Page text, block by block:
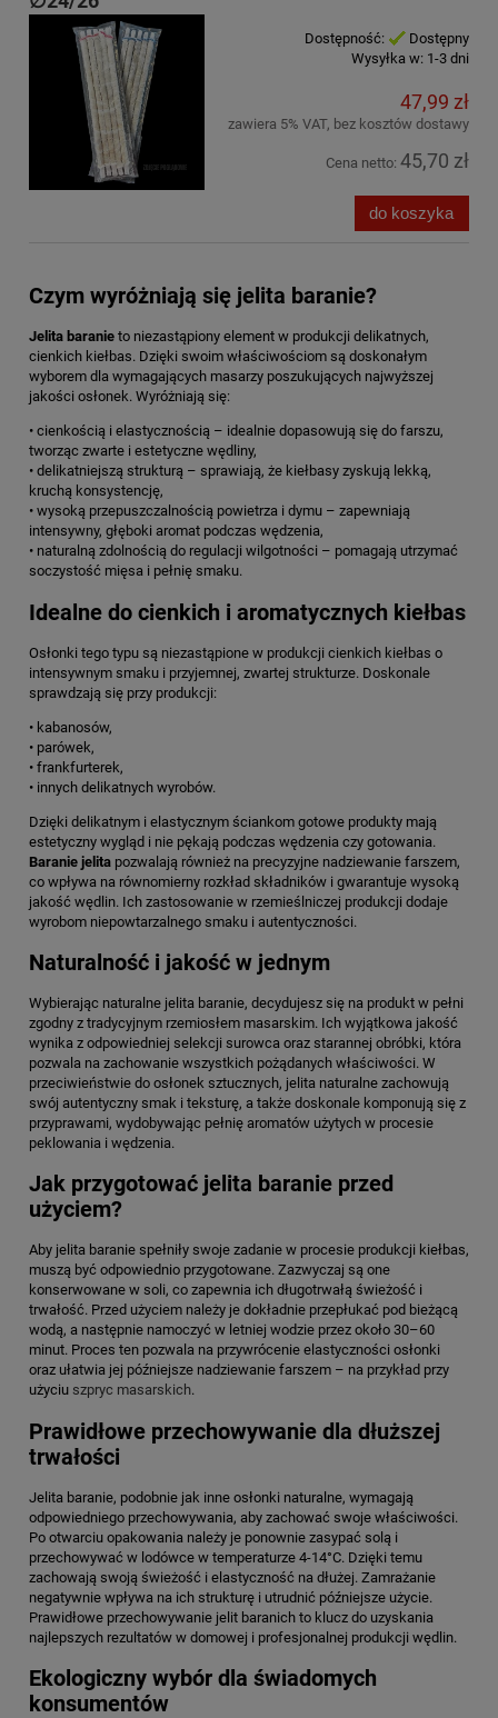
Dostępność:
Dostępny
Wysyłka w: 1-3 dni
47,99 zł
zawiera 5% VAT, bez kosztów dostawy
Cena netto: 45,70 zł
do koszyka
Czym wyróżniają się jelita baranie?
Jelita baranie to niezastąpiony element w produkcji delikatnych,
cienkich kiełbas. Dzięki swoim właściwościom są doskonałym
wyborem dla wymagających masarzy poszukujących najwyższej
jakości osłonek. Wyróżniają się:
• cienkością i elastycznością – idealnie dopasowują się do farszu,
tworząc zwarte i estetyczne wędliny,
• delikatniejszą strukturą – sprawiają, że kiełbasy zyskują lekką,
kruchą konsystencję,
• wysoką przepuszczalnością powietrza i dymu – zapewniają
intensywny, głęboki aromat podczas wędzenia,
• naturalną zdolnością do regulacji wilgotności – pomagają utrzymać
soczystość mięsa i pełnię smaku.
Idealne do cienkich i aromatycznych kiełbas
Osłonki tego typu są niezastąpione w produkcji cienkich kiełbas o
intensywnym smaku i przyjemnej, zwartej strukturze. Doskonale
sprawdzają się przy produkcji:
• kabanosów,
• parówek,
• frankfurterek,
• innych delikatnych wyrobów.
Dzięki delikatnym i elastycznym ściankom gotowe produkty mają
estetyczny wygląd i nie pękają podczas wędzenia czy gotowania.
Baranie jelita pozwalają również na precyzyjne nadziewanie farszem,
co wpływa na równomierny rozkład składników i gwarantuje wysoką
jakość wędlin. Ich zastosowanie w rzemieślniczej produkcji dodaje
wyrobom niepowtarzalnego smaku i autentyczności.
Naturalność i jakość w jednym
Wybierając naturalne jelita baranie, decydujesz się na produkt w pełni
zgodny z tradycyjnym rzemiosłem masarskim. Ich wyjątkowa jakość
wynika z odpowiedniej selekcji surowca oraz starannej obróbki, która
pozwala na zachowanie wszystkich pożądanych właściwości. W
przeciwieństwie do osłonek sztucznych, jelita naturalne zachowują
swój autentyczny smak i teksturę, a także doskonale komponują się z
przyprawami, wydobywając pełnię aromatów użytych w procesie
peklowania i wędzenia.
Jak przygotować jelita baranie przed
użyciem?
Aby jelita baranie spełniły swoje zadanie w procesie produkcji kiełbas,
muszą być odpowiednio przygotowane. Zazwyczaj są one
konserwowane w soli, co zapewnia ich długotrwałą świeżość i
trwałość. Przed użyciem należy je dokładnie przepłukać pod bieżącą
wodą, a następnie namoczyć w letniej wodzie przez około 30–60
minut. Proces ten pozwala na przywrócenie elastyczności osłonki
oraz ułatwia jej późniejsze nadziewanie farszem – na przykład przy
użyciu szpryc masarskich.
Prawidłowe przechowywanie dla dłuższej
trwałości
Jelita baranie, podobnie jak inne osłonki naturalne, wymagają
odpowiedniego przechowywania, aby zachować swoje właściwości.
Po otwarciu opakowania należy je ponownie zasypać solą i
przechowywać w lodówce w temperaturze 4-14°C. Dzięki temu
zachowają swoją świeżość i elastyczność na dłużej. Zamrażanie
negatywnie wpływa na ich strukturę i utrudnić późniejsze użycie.
Prawidłowe przechowywanie jelit baranich to klucz do uzyskania
najlepszych rezultatów w domowej i profesjonalnej produkcji wędlin.
Ekologiczny wybór dla świadomych
konsumentów